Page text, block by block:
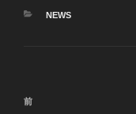
カ
NEWS
投
前
前